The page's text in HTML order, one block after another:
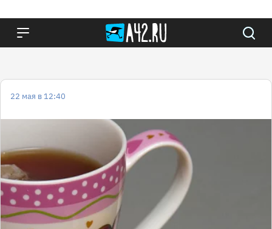
22 мая в 12:40